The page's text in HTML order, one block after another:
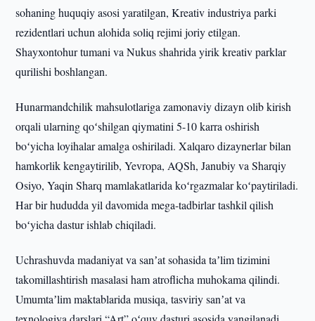
sohaning huquqiy asosi yaratilgan, Kreativ industriya parki
rezidentlari uchun alohida soliq rejimi joriy etilgan.
Shayxontohur tumani va Nukus shahrida yirik kreativ parklar
qurilishi boshlangan.
Hunarmandchilik mahsulotlariga zamonaviy dizayn olib kirish
orqali ularning qoʻshilgan qiymatini 5-10 karra oshirish
boʻyicha loyihalar amalga oshiriladi. Xalqaro dizaynerlar bilan
hamkorlik kengaytirilib, Yevropa, AQSh, Janubiy va Sharqiy
Osiyo, Yaqin Sharq mamlakatlarida koʻrgazmalar koʻpaytiriladi.
Har bir hududda yil davomida mega-tadbirlar tashkil qilish
boʻyicha dastur ishlab chiqiladi.
Uchrashuvda madaniyat va sanʼat sohasida taʼlim tizimini
takomillashtirish masalasi ham atroflicha muhokama qilindi.
Umumtaʼlim maktablarida musiqa, tasviriy sanʼat va